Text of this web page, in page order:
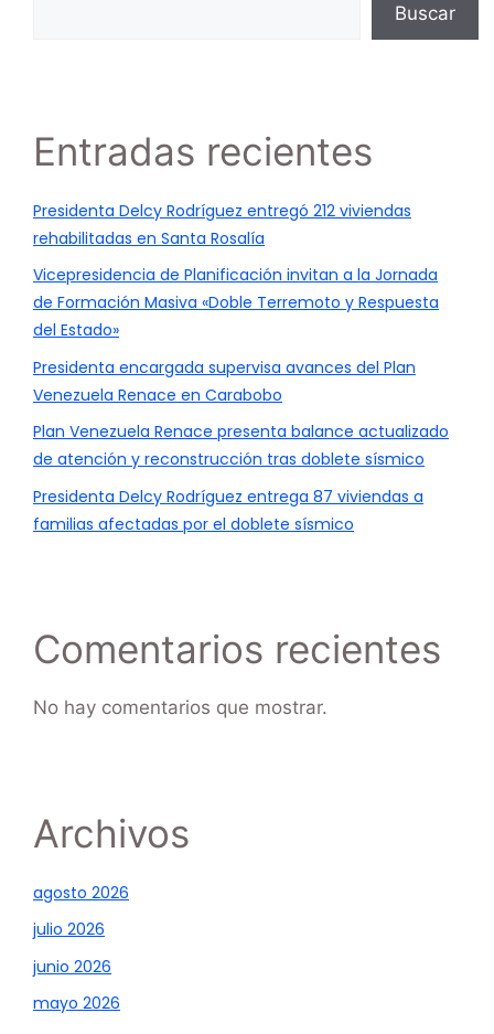
Buscar
Entradas recientes
Presidenta Delcy Rodríguez entregó 212 viviendas
rehabilitadas en Santa Rosalía
Vicepresidencia de Planificación invitan a la Jornada
de Formación Masiva «Doble Terremoto y Respuesta
del Estado»
Presidenta encargada supervisa avances del Plan
Venezuela Renace en Carabobo
Plan Venezuela Renace presenta balance actualizado
de atención y reconstrucción tras doblete sísmico
Presidenta Delcy Rodríguez entrega 87 viviendas a
familias afectadas por el doblete sísmico
Comentarios recientes
No hay comentarios que mostrar.
Archivos
agosto 2026
julio 2026
junio 2026
mayo 2026